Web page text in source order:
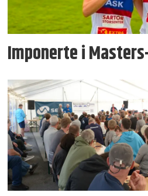
Imponerte i